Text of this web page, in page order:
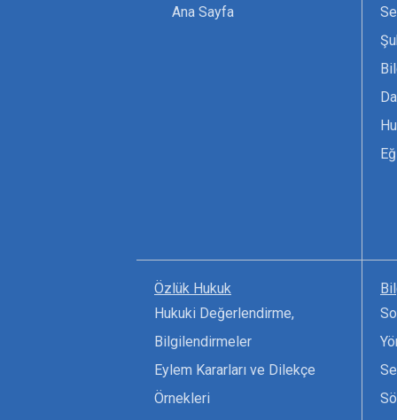
Ana Sayfa
Özlük Hukuk
Hukuki Değerlendirme,
Bilgilendirmeler
Eylem Kararları ve Dilekçe
Örnekleri